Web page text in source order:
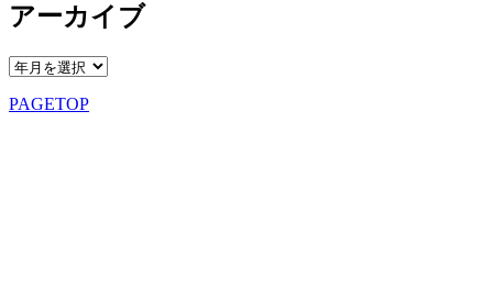
アーカイブ
PAGETOP